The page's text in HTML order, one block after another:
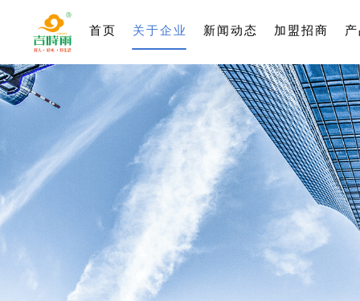
首页 关于企业 新闻动态 加盟招商